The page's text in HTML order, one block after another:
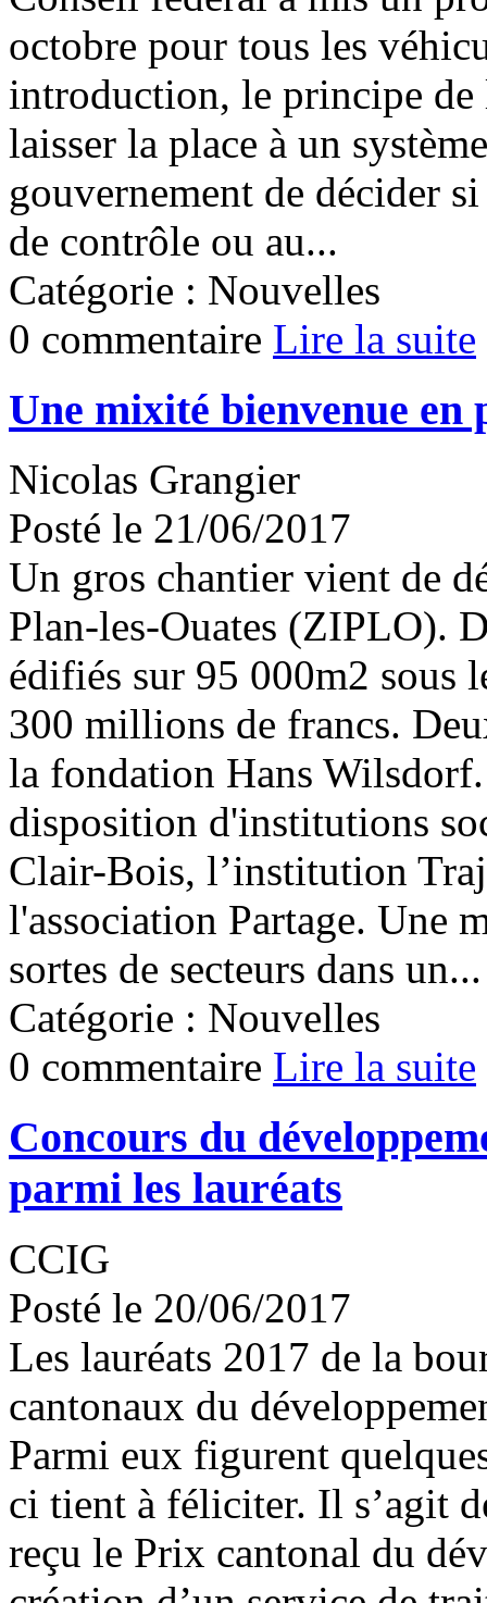
octobre pour tous les
introduction, le principe
laisser la place à un
gouvernement de décider
de contrôle ou au...
Catégorie : Nouvelles
0 commentaire Lire la suite
Une mixité bienvenue en
Nicolas Grangier
Posté le 21/06/2017
Un gros chantier vient de
Plan-les-Ouates (ZIPLO).
édifiés sur 95 000m2 sous
300 millions de francs.
la fondation Hans Wilsdorf.
disposition d'institutions
Clair-Bois, l’institution
l'association Partage. Une
sortes de secteurs dans un...
Catégorie : Nouvelles
0 commentaire Lire la suite
Concours du
parmi les lauréats
CCIG
Posté le 20/06/2017
Les lauréats 2017 de la
cantonaux du
Parmi eux figurent
ci tient à féliciter. Il s’agit
reçu le Prix cantonal du